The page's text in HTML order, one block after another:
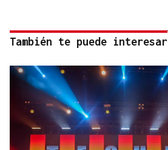
También te puede interesar